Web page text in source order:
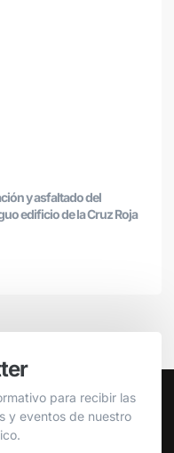
y asfaltado del
edificio de la Cruz Roja
para recibir las
y eventos de nuestro